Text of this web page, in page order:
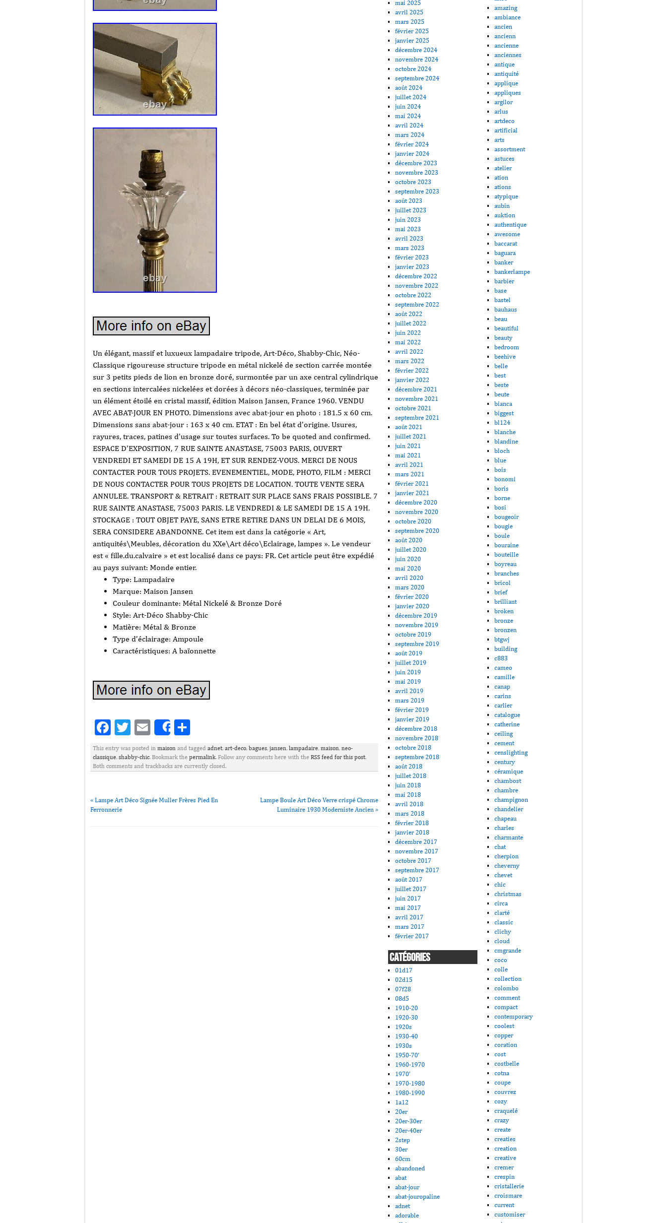
Un élégant, massif et luxueux lampadaire tripode, Art-Déco, Shabby-Chic, Néo-
Classique rigoureuse structure tripode en métal nickelé de section carrée montée
sur 3 petits pieds de lion en bronze doré, surmontée par un axe central cylindrique
en sections intercalées nickelées et dorées à décors néo-classiques, terminée par
un élément étoilé en cristal massif, édition Maison Jansen, France 1960. VENDU
AVEC ABAT-JOUR EN PHOTO. Dimensions avec abat-jour en photo : 181.5 x 60 cm.
Dimensions sans abat-jour : 163 x 40 cm. ETAT : En bel état d’origine. Usures,
rayures, traces, patines d’usage sur toutes surfaces. To be quoted and confirmed.
ESPACE D’EXPOSITION, 7 RUE SAINTE ANASTASE, 75003 PARIS, OUVERT
VENDREDI ET SAMEDI DE 15 A 19H, ET SUR RENDEZ-VOUS. MERCI DE NOUS
CONTACTER POUR TOUS PROJETS. EVENEMENTIEL, MODE, PHOTO, FILM : MERCI
DE NOUS CONTACTER POUR TOUS PROJETS DE LOCATION. TOUTE VENTE SERA
ANNULEE. TRANSPORT & RETRAIT : RETRAIT SUR PLACE SANS FRAIS POSSIBLE. 7
RUE SAINTE ANASTASE, 75003 PARIS. LE VENDREDI & LE SAMEDI DE 15 A 19H.
STOCKAGE : TOUT OBJET PAYE, SANS ETRE RETIRE DANS UN DELAI DE 6 MOIS,
SERA CONSIDERE ABANDONNE. Cet item est dans la catégorie « Art,
antiquités\Meubles, décoration du XXe\Art déco\Eclairage, lampes ». Le vendeur
est « fille.du.calvaire » et est localisé dans ce pays: FR. Cet article peut être expédié
au pays suivant: Monde entier.
Type: Lampadaire
Marque: Maison Jansen
Couleur dominante: Métal Nickelé & Bronze Doré
Style: Art-Déco Shabby-Chic
Matière: Métal & Bronze
Type d’éclairage: Ampoule
Caractéristiques: A baïonnette
Facebook
Twitter
EmailShare
This entry was posted in maison and tagged adnet, art-deco, bagues, jansen, lampadaire, maison, neo-
classique, shabby-chic. Bookmark the permalink. Follow any comments here with the RSS feed for this post.
Both comments and trackbacks are currently closed.
« Lampe Art Déco Signée Muller Frères Pied En
Ferronnerie
Lampe Boule Art Déco Verre crispé Chrome
Luminaire 1930 Moderniste Ancien »
mai 2025
avril 2025
mars 2025
février 2025
janvier 2025
décembre 2024
novembre 2024
octobre 2024
septembre 2024
août 2024
juillet 2024
juin 2024
mai 2024
avril 2024
mars 2024
février 2024
janvier 2024
décembre 2023
novembre 2023
octobre 2023
septembre 2023
août 2023
juillet 2023
juin 2023
mai 2023
avril 2023
mars 2023
février 2023
janvier 2023
décembre 2022
novembre 2022
octobre 2022
septembre 2022
août 2022
juillet 2022
juin 2022
mai 2022
avril 2022
mars 2022
février 2022
janvier 2022
décembre 2021
novembre 2021
octobre 2021
septembre 2021
août 2021
juillet 2021
juin 2021
mai 2021
avril 2021
mars 2021
février 2021
janvier 2021
décembre 2020
novembre 2020
octobre 2020
septembre 2020
août 2020
juillet 2020
juin 2020
mai 2020
avril 2020
mars 2020
février 2020
janvier 2020
décembre 2019
novembre 2019
octobre 2019
septembre 2019
août 2019
juillet 2019
juin 2019
mai 2019
avril 2019
mars 2019
février 2019
janvier 2019
décembre 2018
novembre 2018
octobre 2018
septembre 2018
août 2018
juillet 2018
juin 2018
mai 2018
avril 2018
mars 2018
février 2018
janvier 2018
décembre 2017
novembre 2017
octobre 2017
septembre 2017
août 2017
juillet 2017
juin 2017
mai 2017
avril 2017
mars 2017
février 2017
CATÉGORIES
01d17
02d15
07f28
08d5
1910-20
1920-30
1920s
1930-40
1930s
1950-70'
1960-1970
1970'
1970-1980
1980-1990
1a12
20er
20er-30er
20er-40er
2step
30er
60cm
abandoned
abat
abat-jour
abat-jouropaline
adnet
adorable
amazing
ambiance
ancien
ancienn
ancienne
anciennes
antique
antiquité
applique
appliques
argilor
arlus
artdeco
artificial
arts
assortment
astuces
atelier
ation
ations
atypique
aubin
auktion
authentique
awesome
baccarat
baguara
banker
bankerlampe
barbier
base
bastel
bauhaus
beau
beautiful
beauty
bedroom
beehive
belle
best
beste
beute
bianca
biggest
bl124
blanche
blandine
bloch
blue
bois
bonomi
boris
borne
bosi
bougeoir
bougie
boule
bouraine
bouteille
boyreau
branches
bricol
brief
brilliant
broken
bronze
bronzen
btgwj
building
c883
cameo
camille
canap
carins
carlier
catalogue
catherine
ceiling
cement
censlighting
century
céramique
chambost
chambre
champignon
chandelier
chapeau
charles
charmante
chat
cherpion
cheverny
chevet
chic
christmas
circa
clarté
classic
clichy
cloud
cmgrande
coco
colle
collection
colombo
comment
compact
contemporary
coolest
copper
coration
cost
costbelle
cotna
coupe
couvrez
cozy
craquelé
crazy
create
creaties
creation
creative
cremer
crespin
cristallerie
croismare
current
customiser